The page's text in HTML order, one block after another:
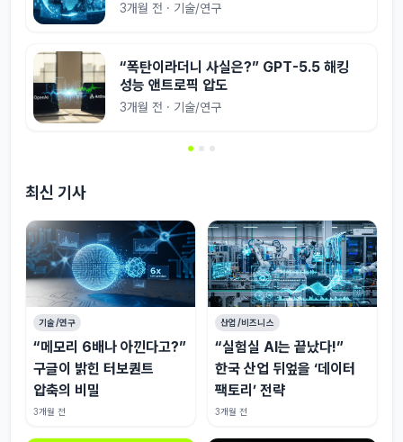
3개월 전 · 기술/연구
“폭탄이라더니 사실은?” GPT-5.5 해킹
성능 앤트로픽 압도
3개월 전 · 기술/연구
최신 기사
기술/연구
“메모리 6배나 아낀다고?”
구글이 밝힌 터보퀀트
압축의 비밀
3개월 전
산업/비즈니스
“실험실 AI는 끝났다!”
한국 산업 뒤엎을 ‘데이터
팩토리’ 전략
3개월 전